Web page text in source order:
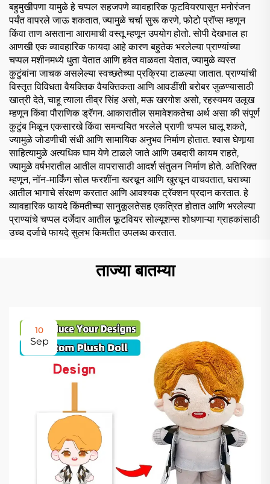
बहुमुखीपणा यामुळे हे चप्पल सहजपणे व्यावहारिक फूटवियरपासून मनोरंजन
पर्यंत वापरले जाऊ शकतात, ज्यामुळे चर्चा सुरू करणे, फोटो प्रॉप्स म्हणून
किंवा ताण असताना आरामाची वस्तू म्हणून उपयोग होतो. सोपी देखभाल हा
आणखी एक व्यावहारिक फायदा आहे कारण बहुतेक भरलेल्या प्राण्यांच्या
चप्पल मशीनमध्ये धुता येतात आणि हवेत वाळवता येतात, ज्यामुळे व्यस्त
कुटुंबांना जाचक असलेल्या स्वच्छतेच्या प्रक्रिया टाळल्या जातात. प्राण्यांची
विस्तृत विविधता वैयक्तिक वैयक्तिकता आणि आवडींशी बरोबर जुळण्यासाठी
खात्री देते, चाहू त्याला तीव्र सिंह असो, मऊ खरगोश असो, रहस्यमय उलूख
म्हणून किंवा पौराणिक ड्रॅगन. आकारातील समावेशकतेचा अर्थ असा की संपूर्ण
कुटुंब मिळून एकसारखे किंवा समन्वयित भरलेले प्राणी चप्पल घालू शकते,
ज्यामुळे जोडणीची संधी आणि सामायिक अनुभव निर्माण होतात. श्वास घेणार्‍या
साहित्यामुळे अत्यधिक घाम येणे टाळले जाते आणि उबदारी कायम राहते,
ज्यामुळे वर्षभरातील आतील वापरासाठी आदर्श संतुलन निर्माण होते. अतिरिक्त
म्हणून, नॉन-मार्किंग सोल फरशींना खरचून आणि खुरचून वाचवतात, घराच्या
आतील भागाचे संरक्षण करतात आणि आवश्यक ट्रॅक्शन प्रदान करतात. हे
व्यावहारिक फायदे किंमतीच्या सानुकूलतेसह एकत्रित होतात आणि भरलेल्या
प्राण्यांचे चप्पल दर्जेदार आतील फूटवियर सोल्यूशन्स शोधणाऱ्या ग्राहकांसाठी
उच्च दर्जाचे फायदे सुलभ किमतीत उपलब्ध करतात.
ताज्या बातम्या
10
Sep